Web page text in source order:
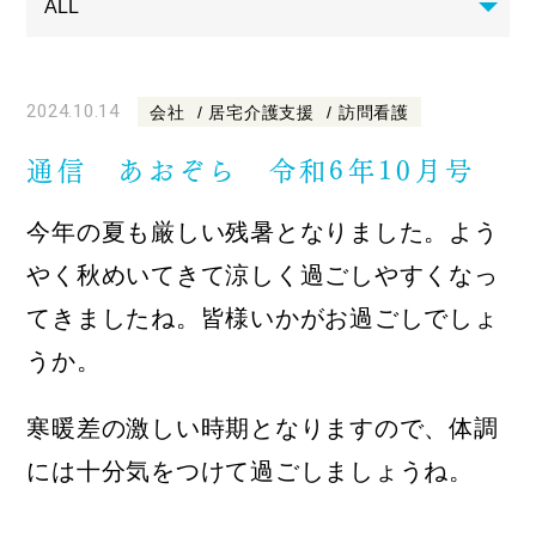
2024.10.14 会社 居宅介護支援 訪問看護
通信 あおぞら 令和6年10月号
今年の夏も厳しい残暑となりました。よう
やく秋めいてきて涼しく過ごしやすくなっ
てきましたね。皆様いかがお過ごしでしょ
うか。
寒暖差の激しい時期となりますので、体調
には十分気をつけて過ごしましょうね。